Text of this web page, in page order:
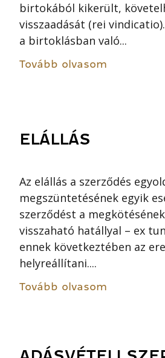
birtokából kikerült,
visszaadását (rei
a birtoklásban való...
Tovább olvasom
ELÁLLÁS
Az elállás a szerződés
megszüntetésének egyik
szerződést a
visszaható hatállyal – ex
ennek következtében az
helyreállítani....
Tovább olvasom